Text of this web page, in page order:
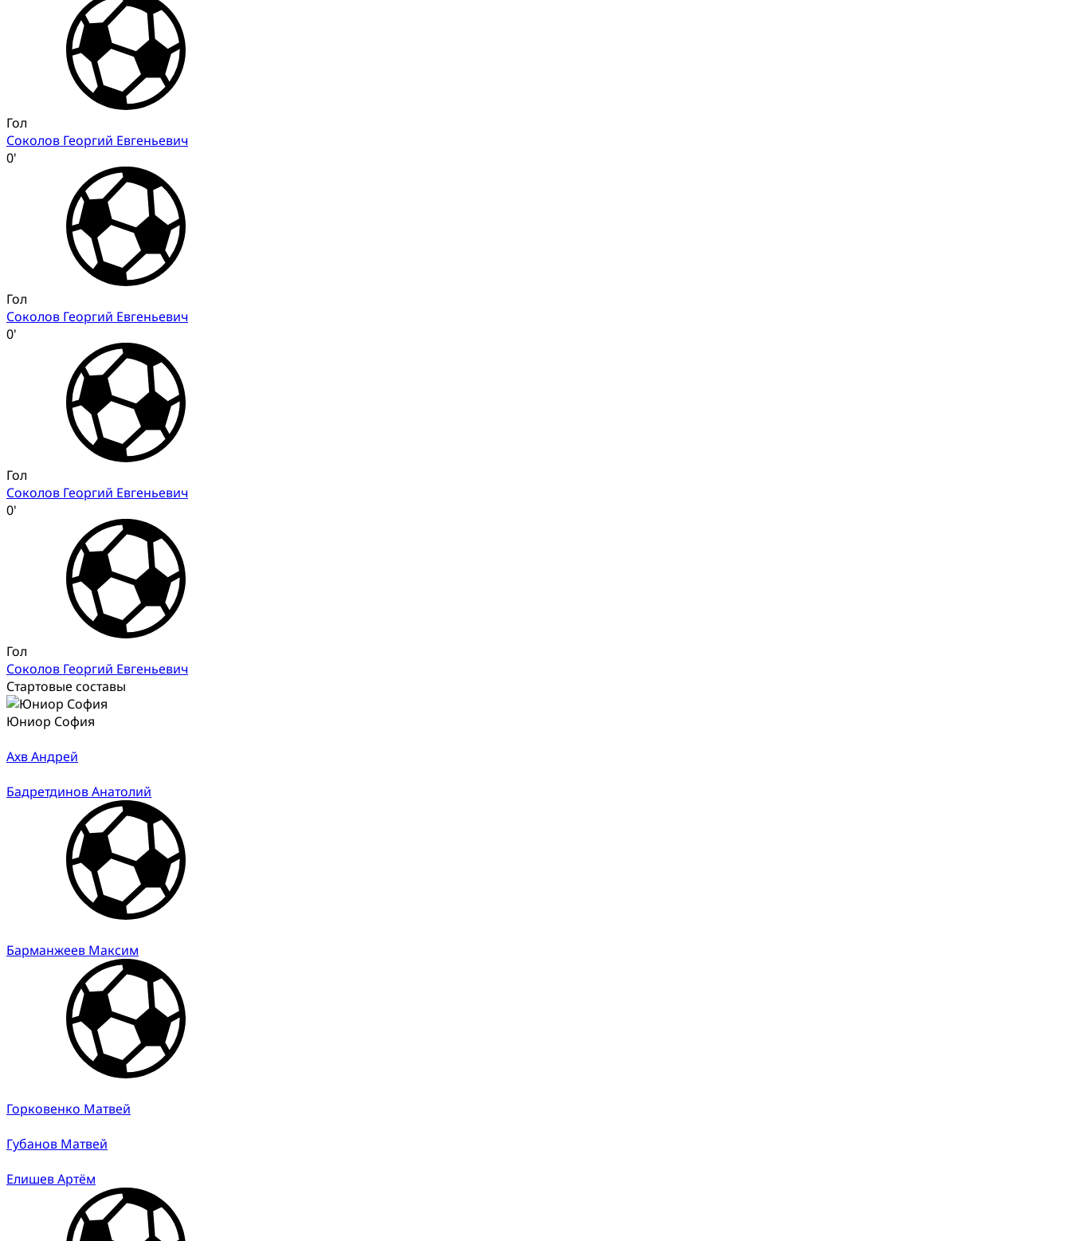
Гол
Соколов Георгий Евгеньевич
0'
Гол
Соколов Георгий Евгеньевич
0'
Гол
Соколов Георгий Евгеньевич
0'
Гол
Соколов Георгий Евгеньевич
Стартовые составы
Юниор София
Ахв Андрей
Бадретдинов Анатолий
Барманжеев Максим
Горковенко Матвей
Губанов Матвей
Елишев Артём